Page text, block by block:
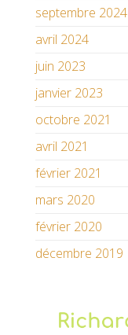
septembre 2024
avril 2024
juin 2023
janvier 2023
octobre 2021
avril 2021
février 2021
mars 2020
février 2020
décembre 2019